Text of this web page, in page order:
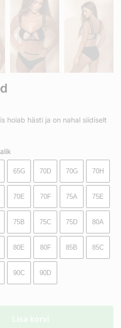
hoiab hästi ja on nahal siidiselt
65G 70D 70G 70H
70E 70F 75A 75E
75B 75C 75D 80A
80E 80F 85B 85C
90C 90D
Lisa korvi